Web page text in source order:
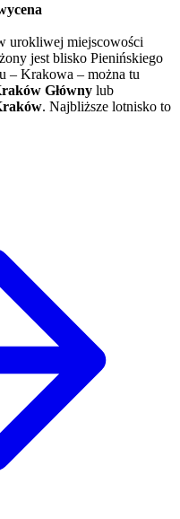
urokliwej miejscowości
jest blisko Pienińskiego
– Krakowa – można tu
Główny lub
. Najbliższe lotnisko to